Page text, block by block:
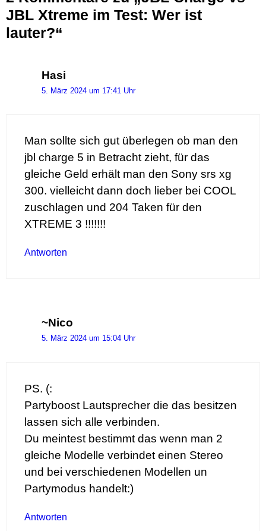
JBL Xtreme im Test: Wer ist
lauter?“
Hasi
5. März 2024 um 17:41 Uhr
Man sollte sich gut überlegen ob man den
jbl charge 5 in Betracht zieht, für das
gleiche Geld erhält man den Sony srs xg
300. vielleicht dann doch lieber bei COOL
zuschlagen und 204 Taken für den
XTREME 3 !!!!!!!
Antworten
~Nico
5. März 2024 um 15:04 Uhr
PS. (:
Partyboost Lautsprecher die das besitzen
lassen sich alle verbinden.
Du meintest bestimmt das wenn man 2
gleiche Modelle verbindet einen Stereo
und bei verschiedenen Modellen un
Partymodus handelt:)
Antworten